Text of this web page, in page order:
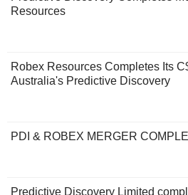
Resources
Robex Resources Completes Its
Australia's Predictive Discovery
PDI & ROBEX MERGER
Predictive Discovery Limited